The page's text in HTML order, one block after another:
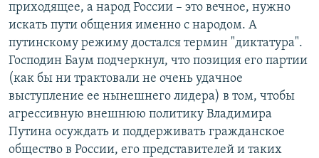
приходящее, а народ России – это вечное, нужно
искать пути общения именно с народом. А
путинскому режиму достался термин "диктатура".
Господин Баум подчеркнул, что позиция его партии
(как бы ни трактовали не очень удачное
выступление ее нынешнего лидера) в том, чтобы
агрессивную внешнюю политику Владимира
Путина осуждать и поддерживать гражданское
общество в России, его представителей и таких